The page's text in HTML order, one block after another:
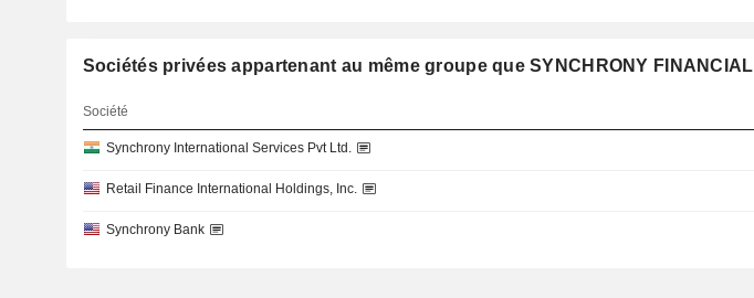
Sociétés privées appartenant au même groupe que SYNCHRONY FINANCIAL
Société
Synchrony International Services Pvt Ltd.
Retail Finance International Holdings, Inc.
Synchrony Bank